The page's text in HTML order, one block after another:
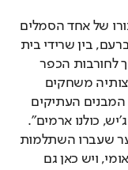
קייטנת הארמית מתקיימת בכל קיץ בעיבורו של אחד הסמלים
המרכזיים של הכאב המרוני: בגן הלאומי ברעם, בין שרידי בית
הכנסת העתיק והכנסייה העתיקה - וסמוך לחורבות הכפר
הנוצרי ברעם. צלקת שוקקת חיים, שבחוצותיה משחקים
עשרות ילדים בכדור מחניים. על קיר אחד המבנים העתיקים
תלו שלט בערבית ובארמית: "כפר ברעם, ג'יש, כולנו ארמים".
המדריכים בקייטנה הם סטודנטים ובני נוער שעברו השתלמות
מיוחדת. שניים מהם מתנדבים בשירות לאומי, ויש כאן גם